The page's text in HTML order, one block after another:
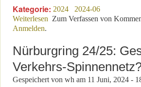
Kategorie: 2024
2024-06
Weiterlesen über Allerlei: Man sollte ruhig
Zum Verfassen von
Anmelden.
Nürburgring 24/25:
Verkehrs-
Gespeichert von wh am 11 Juni, 2024 -